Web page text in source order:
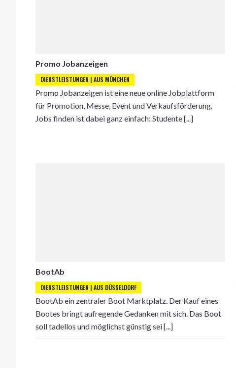
Promo Jobanzeigen
DIENSTLEISTUNGEN | AUS MÜNCHEN
Promo Jobanzeigen ist eine neue online Jobplattform
für Promotion, Messe, Event und Verkaufsförderung.
Jobs finden ist dabei ganz einfach: Studente [...]
BootAb
DIENSTLEISTUNGEN | AUS DÜSSELDORF
BootAb ein zentraler Boot Marktplatz. Der Kauf eines
Bootes bringt aufregende Gedanken mit sich. Das Boot
soll tadellos und möglichst günstig sei [...]